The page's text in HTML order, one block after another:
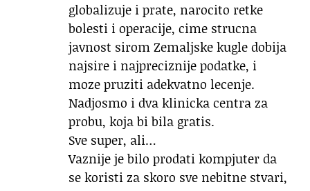
globalizuje i prate, narocito retke
bolesti i operacije, cime strucna
javnost sirom Zemaljske kugle dobija
najsire i najpreciznije podatke, i
moze pruziti adekvatno lecenje.
Nadjosmo i dva klinicka centra za
probu, koja bi bila gratis.
Sve super, ali…
Vaznije je bilo prodati kompjuter da
se koristi za skoro sve nebitne stvari,